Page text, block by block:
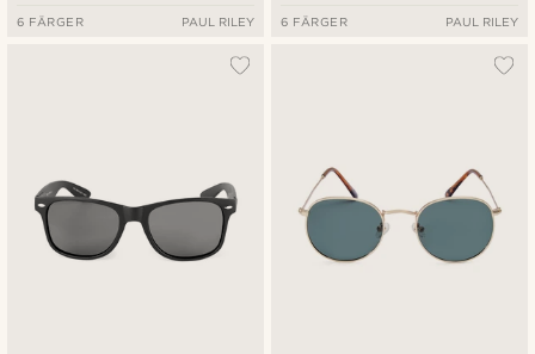
6 FÄRGER PAUL RILEY 6 FÄRGER PAUL RILEY